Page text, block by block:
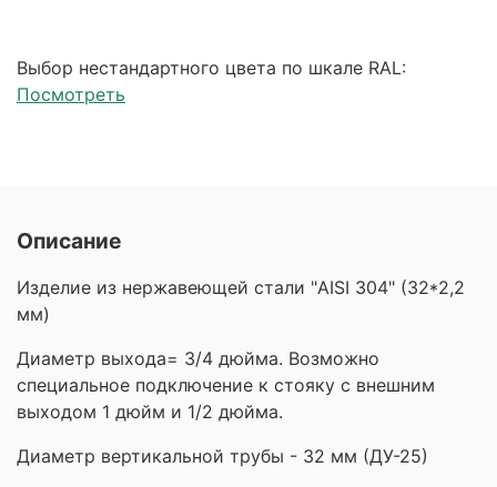
Выбор нестандартного цвета по шкале RAL:
Посмотреть
Описание
Изделие из нержавеющей стали "AISI 304" (32*2,2
мм)
Диаметр выхода= 3/4 дюйма. Возможно
специальное подключение к стояку с внешним
выходом 1 дюйм и 1/2 дюйма.
Диаметр вертикальной трубы - 32 мм (ДУ-25)